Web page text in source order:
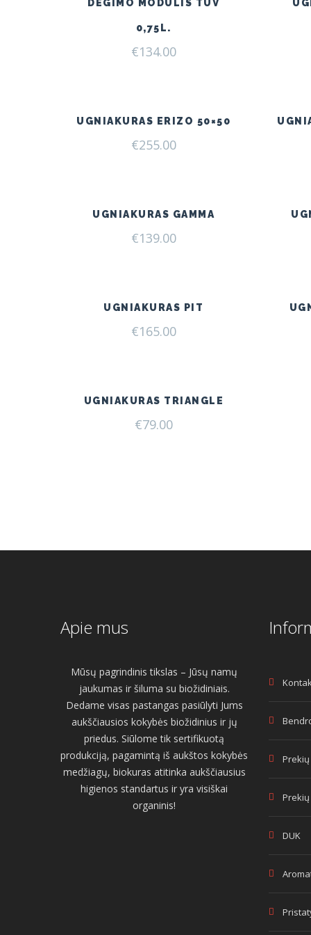
DEGIMO MODULIS TÜV
0,75L.
€134.00
UGNIAKURAS ERIZO 50×50
€255.00
UGNIAKURAS GAMMA
€139.00
UGNIAKURAS PIT
€165.00
UGNIAKURAS TRIANGLE
€79.00
Apie mus
Mūsų pagrindinis tikslas – Jūsų namų
jaukumas ir šiluma su biožidiniais.
Dedame visas pastangas pasiūlyti Jums
aukščiausios kokybės biožidinius ir jų
priedus. Siūlome tik sertifikuotą
produkciją, pagamintą iš aukštos kokybės
medžiagų, biokuras atitinka aukščiausius
higienos standartus ir yra visiškai
organinis!
DUK